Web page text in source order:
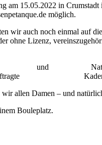
am 15.05.2022 in
möglich.
wir auch noch einmal auf
ohne Lizenz,
und
allen Damen – und
Bouleplatz.